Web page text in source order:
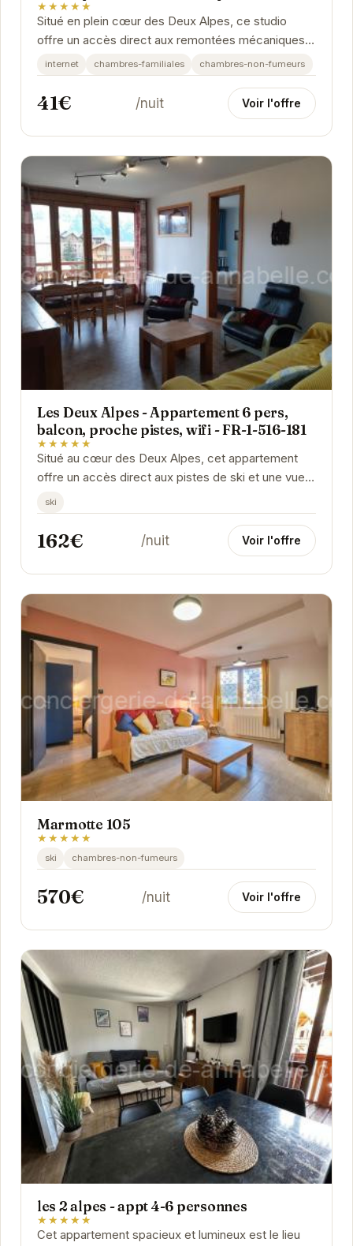
★★★★★
Situé en plein cœur des Deux Alpes, ce studio
offre un accès direct aux remontées mécaniques
et aux nombreuses activités de la station. Son...
internet chambres-familiales chambres-non-fumeurs
41€ /nuit Voir l'offre
Les Deux Alpes - Appartement 6 pers,
balcon, proche pistes, wifi - FR-1-516-181
★★★★★
Situé au cœur des Deux Alpes, cet appartement
offre un accès direct aux pistes de ski et une vue
imprenable sur les montagnes. Avec son balcon,...
ski
162€ /nuit Voir l'offre
Marmotte 105
★★★★★
ski chambres-non-fumeurs
570€ /nuit Voir l'offre
les 2 alpes - appt 4-6 personnes
★★★★★
Cet appartement spacieux et lumineux est le lieu